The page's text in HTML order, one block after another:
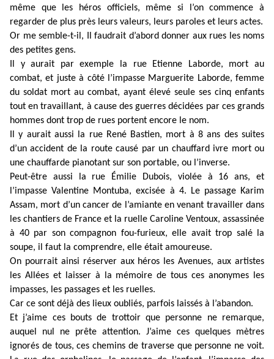
même que les héros officiels, même si l’on commence à
regarder de plus près leurs valeurs, leurs paroles et leurs actes.
Or me semble-t-il, Il faudrait d’abord donner aux rues les noms
des petites gens.
Il y aurait par exemple la rue Etienne Laborde, mort au
combat, et juste à côté l’impasse Marguerite Laborde, femme
du soldat mort au combat, ayant élevé seule ses cinq enfants
tout en travaillant, à cause des guerres décidées par ces grands
hommes dont trop de rues portent encore le nom.
Il y aurait aussi la rue René Bastien, mort à 8 ans des suites
d’un accident de la route causé par un chauffard ivre mort ou
une chauffarde pianotant sur son portable, ou l’inverse.
Peut-être aussi la rue Émilie Dubois, violée à 16 ans, et
l’impasse Valentine Montuba, excisée à 4. Le passage Karim
Assam, mort d’un cancer de l’amiante en venant travailler dans
les chantiers de France et la ruelle Caroline Ventoux, assassinée
à 40 par son compagnon fou-furieux, elle avait trop salé la
soupe, il faut la comprendre, elle était amoureuse.
On pourrait ainsi réserver aux héros les Avenues, aux artistes
les Allées et laisser à la mémoire de tous ces anonymes les
impasses, les passages et les ruelles.
Car ce sont déjà des lieux oubliés, parfois laissés à l’abandon.
Et j’aime ces bouts de trottoir que personne ne remarque,
auquel nul ne prête attention. J’aime ces quelques mètres
ignorés de tous, ces chemins de traverse que personne ne voit.